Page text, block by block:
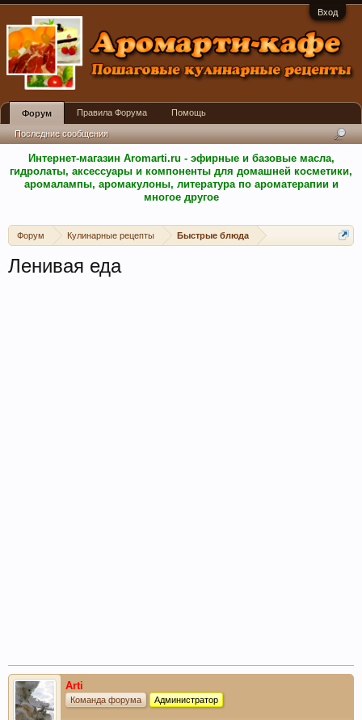
Вход
Интернет-магазин Aromarti.ru - эфирные и базовые масла,
гидролаты, аксессуары и компоненты для домашней косметики,
аромалампы, аромакулоны, литература по ароматерапии и
многое другое
Форум Кулинарные рецепты Быстрые блюда
Ленивая еда
Arti
Команда форума Администратор
Форум
Последние сообщения
Правила Форума Помощь